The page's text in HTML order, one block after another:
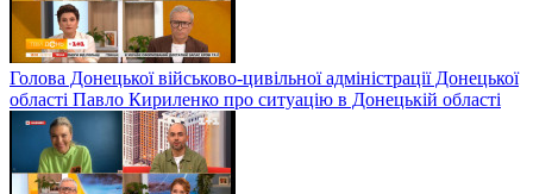
Голова Донецької військово-цивільної адміністрації Донецької
області Павло Кириленко про ситуацію в Донецькій області